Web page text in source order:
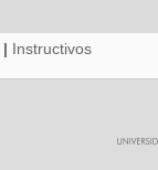
| Instructivos